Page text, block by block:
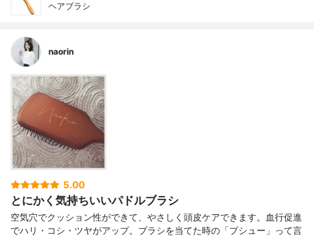
ヘアブラシ
naorin
5.00
とにかく気持ちいいパドルブラシ
空気穴でクッション性ができて、やさしく頭皮ケアできます。血行促進
でハリ・コシ・ツヤがアップ。ブラシを当てた時の「プシュー」って言